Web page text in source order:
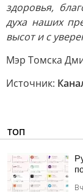
здоровья,
духа наших
высот и с
Мэр Томска
Источник:
ТОП